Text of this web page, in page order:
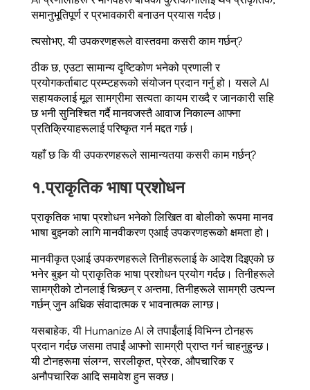
समानुभूतिपूर्ण र प्रभावकारी बनाउन प्रयास गर्दछ।
त्यसोभए, यी उपकरणहरूले वास्तवमा कसरी काम गर्छन्?
ठीक छ, एउटा सामान्य दृष्टिकोण भनेको प्रणाली र
प्रयोगकर्ताबाट प्रम्प्टहरूको संयोजन प्रदान गर्नु हो। यसले AI
सहायकलाई मूल सामग्रीमा सत्यता कायम राख्दै र जानकारी सहि
छ भनी सुनिश्चित गर्दै मानवजस्तै आवाज निकाल्न आफ्ना
प्रतिक्रियाहरूलाई परिष्कृत गर्न मद्दत गर्छ।
यहाँ छ कि यी उपकरणहरूले सामान्यतया कसरी काम गर्छन्?
१.प्राकृतिक भाषा प्रशोधन
प्राकृतिक भाषा प्रशोधन भनेको लिखित वा बोलीको रूपमा मानव
भाषा बुझ्नको लागि मानवीकरण एआई उपकरणहरूको क्षमता हो।
मानवीकृत एआई उपकरणहरूले तिनीहरूलाई के आदेश दिइएको छ
भनेर बुझ्न यो प्राकृतिक भाषा प्रशोधन प्रयोग गर्दछ। तिनीहरूले
सामग्रीको टोनलाई चिन्न्छन् र अन्तमा, तिनीहरूले सामग्री उत्पन्न
गर्छन् जुन अधिक संवादात्मक र भावनात्मक लाग्छ।
यसबाहेक, यी Humanize AI ले तपाईंलाई विभिन्न टोनहरू
प्रदान गर्दछ जसमा तपाईं आफ्नो सामग्री प्राप्त गर्न चाहनुहुन्छ।
यी टोनहरूमा संलग्न, सरलीकृत, प्रेरक, औपचारिक र
अनौपचारिक आदि समावेश हुन सक्छ।